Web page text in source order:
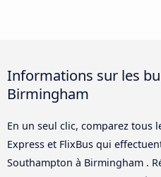
Informations sur les
Birmingham
En un seul clic, comparez tous
Express et FlixBus qui
Southampton à Birmingham .